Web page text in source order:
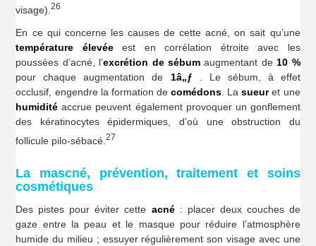
visage).26
En ce qui concerne les causes de cette acné, on sait qu’une
température élevéeest en corrélation étroite avec les
poussées d’acné, l’excrétion de sébum augmentant de 10 %
pour chaque augmentation de 1â„ƒ . Le sébum, à effet
occlusif, engendre la formation decomédons . Lasueuret une
humidité accrue peuvent également provoquer un gonflement
des kératinocytes épidermiques, d’où une obstruction du
follicule pilo-sébacé.27
La mascné, prévention, traitement et soins
cosmétiques
Des pistes pour éviter cette acné: placer deux couches de
gaze entre la peau et le masque pour réduire l’atmosphère
humide du milieu ; essuyer régulièrement son visage avec une